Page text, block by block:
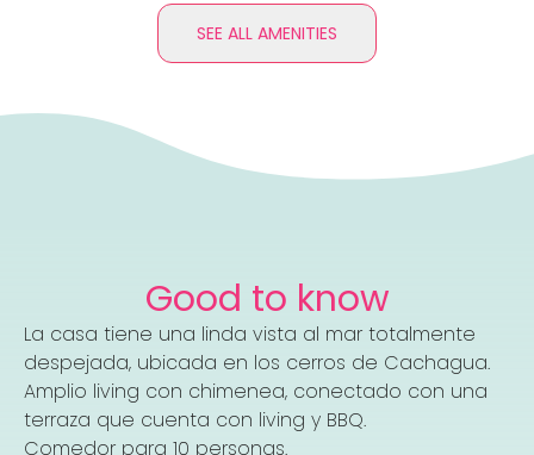
SEE ALL AMENITIES
Good to know
La casa tiene una linda vista al mar totalmente
despejada, ubicada en los cerros de Cachagua.
Amplio living con chimenea, conectado con una
terraza que cuenta con living y BBQ.
Comedor para 10 personas.